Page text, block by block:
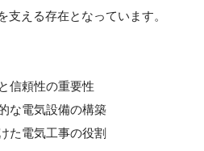
える存在となっています。
信頼性の重要性
な電気設備の構築
た電気工事の役割